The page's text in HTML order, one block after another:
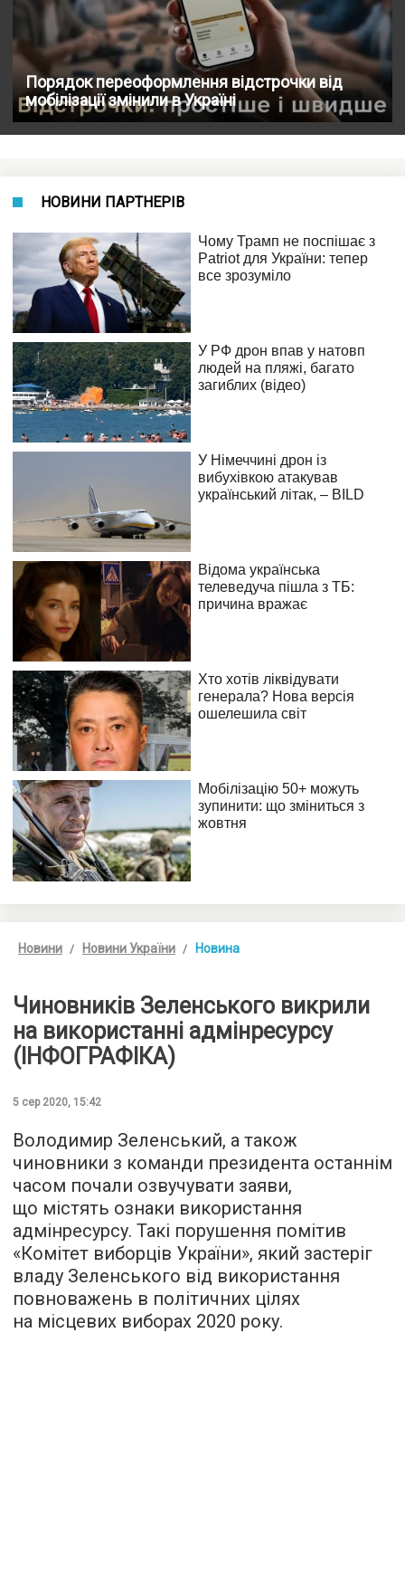
Порядок переоформлення відстрочки від
мобілізації змінили в Україні
НОВИНИ ПАРТНЕРІВ
Новини Новини України Новина
Чиновників Зеленського викрили
на використанні адмінресурсу
(ІНФОГРАФІКА)
5 сер 2020, 15:42
Володимир Зеленський, а також
чиновники з команди президента останнім
часом почали озвучувати заяви,
що містять ознаки використання
адмінресурсу. Такі порушення помітив
«Комітет виборців України», який застеріг
владу Зеленського від використання
повноважень в політичних цілях
на місцевих виборах 2020 року.